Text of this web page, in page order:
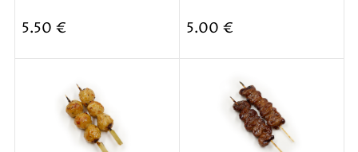
5.50 € 5.00 €